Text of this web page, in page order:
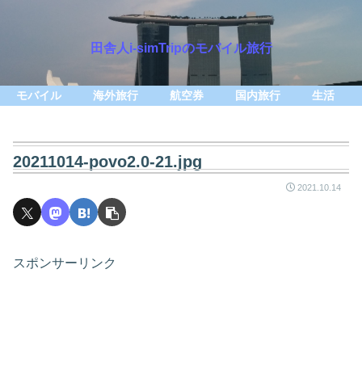
田舎人i-simTripのモバイル旅行
モバイル 海外旅行 航空券 国内旅行 生活
20211014-povo2.0-21.jpg
2021.10.14
スポンサーリンク